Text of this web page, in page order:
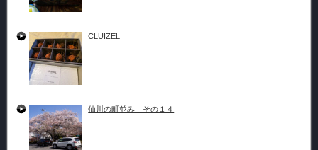
CLUIZEL
仙川の町並み その１４